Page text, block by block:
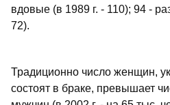
вдовые (в 1989 г. - 110); 94 -
72).
Традиционно число женщин,
состоят в браке, превышает